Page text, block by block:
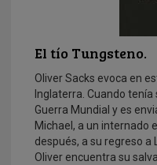
El tío Tungsteno.
Oliver Sacks evoca en
Inglaterra. Cuando
Guerra Mundial y es
Michael, a un internado
después, a su regreso a
Oliver encuentra su